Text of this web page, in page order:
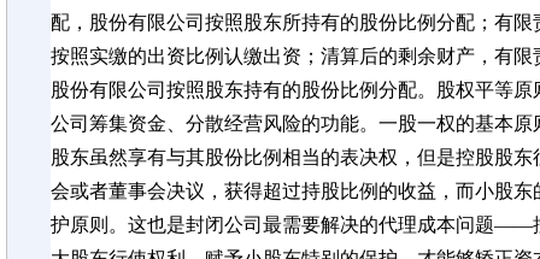
配，股份有限公司按照股东所持有的股份比例分配；有
按照实缴的出资比例认缴出资；清算后的剩余财产，有
股份有限公司按照股东持有的股份比例分配。股权平等
公司筹集资金、分散经营风险的功能。一股一权的基本
股东虽然享有与其股份比例相当的表决权，但是控股股
会或者董事会决议，获得超过持股比例的收益，而小股
护原则。这也是封闭公司最需要解决的代理成本问题——